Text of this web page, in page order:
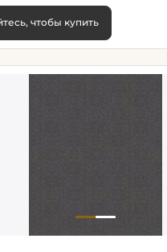
чтобы купить